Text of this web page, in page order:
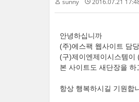
sunny 2016.07.21
안녕하십니까
(주)에스팩 웹사이트 담
(구)제이엔제이시스템이
본 사이트도 새단장을
항상 행복하시길 기원합